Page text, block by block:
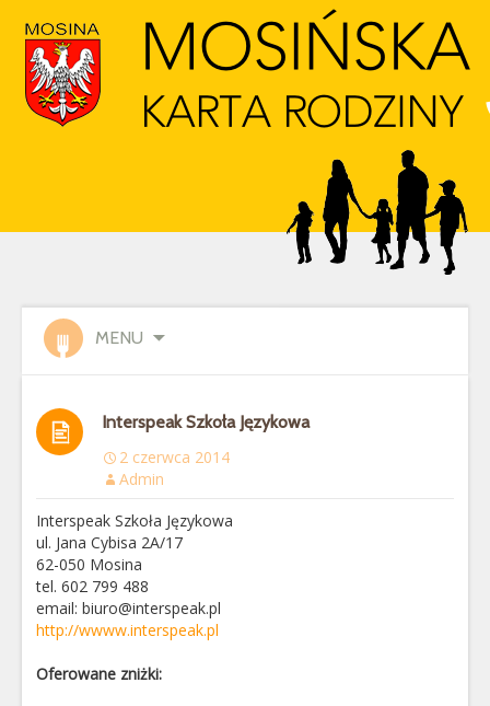
MENU
Interspeak Szkoła Językowa
2 czerwca 2014
Admin
Interspeak Szkoła Językowa
ul. Jana Cybisa 2A/17
62-050 Mosina
tel. 602 799 488
email: biuro@interspeak.pl
http://wwww.interspeak.pl
Oferowane zniżki: